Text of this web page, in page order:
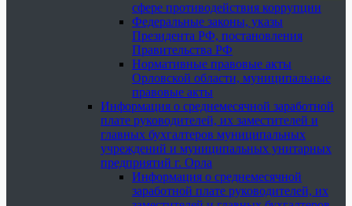
сфере противодействия коррупции
Федеральные законы, указы
Президента РФ, постановления
Правительства РФ
Нормативные правовые акты
Орловской области, муниципальные
правовые акты
Информация о среднемесячной заработной
плате руководителей, их заместителей и
главных бухгалтеров муниципальных
учреждений и муниципальных унитарных
предприятий г. Орла
Информация о среднемесячной
заработной плате руководителей, их